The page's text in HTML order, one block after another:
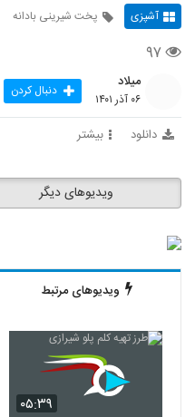
آشپزی پخت شیرینی بادانه
۹۷
میلاد
۰۶ آذر ۱۴۰۱ دنبال کردن
دانلود بیشتر
ویدیوهای دیگر
ویدیوهای مرتبط
۰۵:۳۹